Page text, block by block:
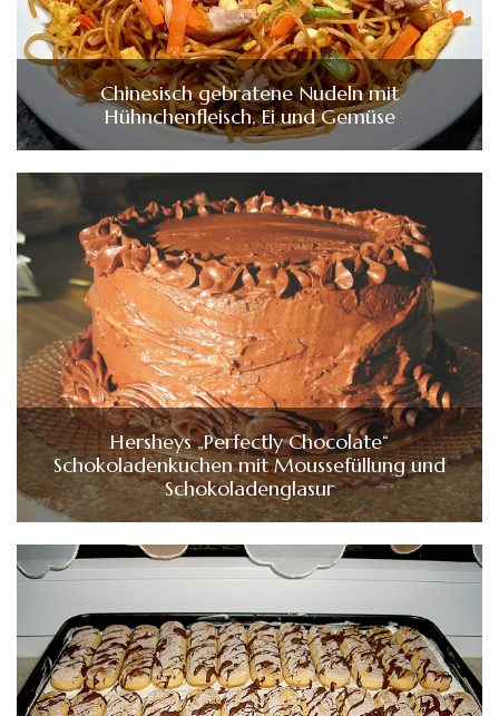
Chinesisch gebratene Nudeln mit
Hühnchenfleisch, Ei und Gemüse
Hersheys „Perfectly Chocolate“
Schokoladenkuchen mit Moussefüllung und
Schokoladenglasur